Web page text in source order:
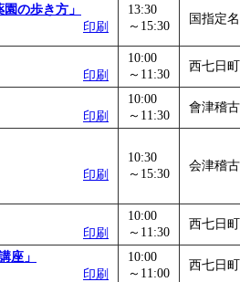
の歩き方」
印刷
13:30
～15:30
国指定
印刷
10:00
～11:30
西七日
印刷
10:00
～11:30
會津稽
印刷
10:30
～15:30
会津稽
印刷
10:00
～11:30
西七日
座」
印刷
10:00
～11:00
西七日